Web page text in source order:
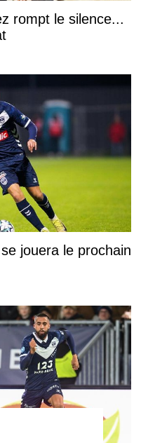
rompt le silence...
jouera le prochain